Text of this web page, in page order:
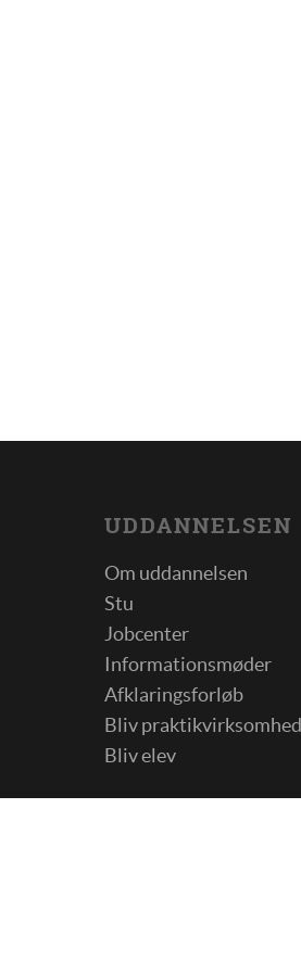
UDDANNELSEN
Om uddannelsen
Stu
Jobcenter
Informationsmøder
Afklaringsforløb
Bliv praktikvirksomhed
Bliv elev